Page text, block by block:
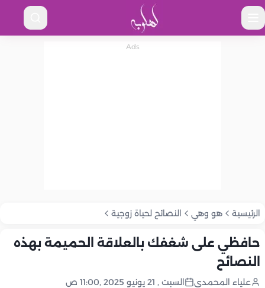
الرئيسية هو وهي النصائح لحياة زوجية
حافظي على شغفك بالعلاقة الحميمة بهذه
النصائح
علياء المحمدى السبت , 21 يونيو 2025 ,11:00 ص